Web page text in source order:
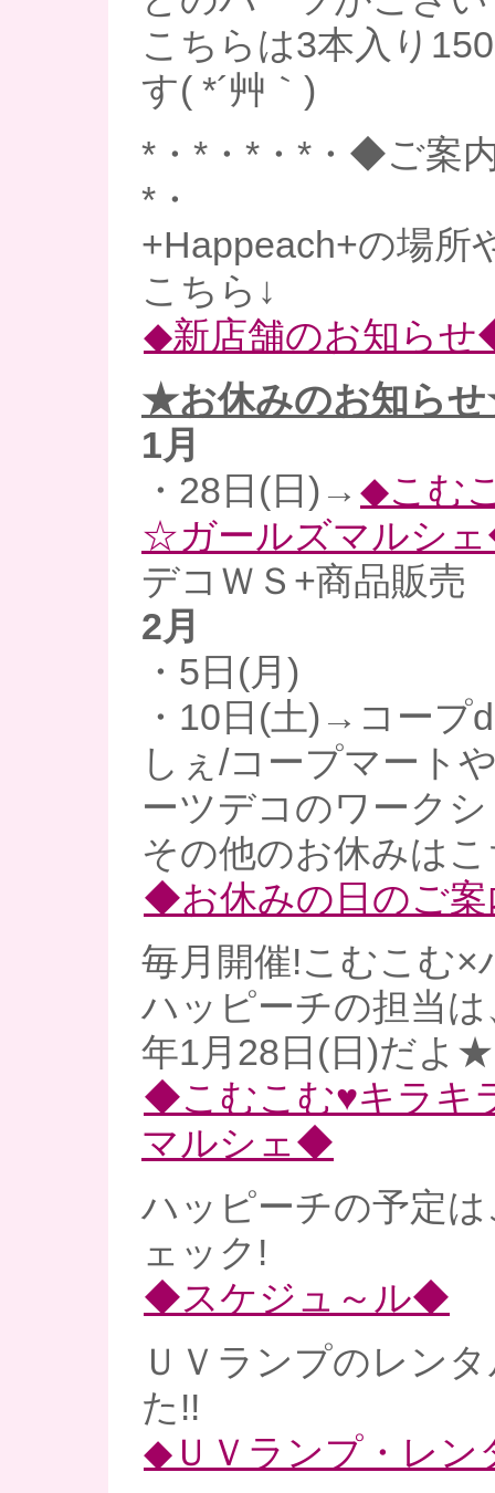
こちらは3本入り
す( *´艸｀)
*・*・*・*・◆ご案
*・
+Happeach+の場所
こちら↓
◆新店舗のお知ら
★お休みのお知ら
1月
・28日(日)→ ◆こむ
☆ガールズマルシ
デコＷＳ+商品販売
2月
・5日(月)
・10日(土)→コープ
しぇ/コープマート
ーツデコのワーク
その他のお休みは
◆お休みの日のご
毎月開催!こむこむ×
ハッピーチの担当
年1月28日(日)だよ★
◆こむこむ♥キラキ
マルシェ◆
ハッピーチの予定
ェック!
◆スケジュ～ル◆
ＵＶランプのレン
た!!
◆ＵＶランプ・レ